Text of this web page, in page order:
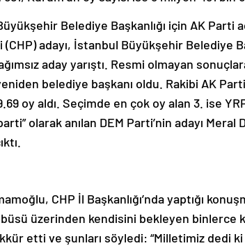
Belediye Başkanlığı için AK Parti
adayı, İstanbul Büyükşehir Belediye
aday yarıştı. Resmi olmayan
belediye başkanı oldu. Rakibi AK
oy aldı. Seçimde en çok oy alan 3. ise
olarak anılan DEM Parti’nin adayı Meral
CHP İl Başkanlığı’nda yaptığı
üzerinden kendisini bekleyen binlerce
etti ve şunları söyledi: “Milletimiz dedi ki